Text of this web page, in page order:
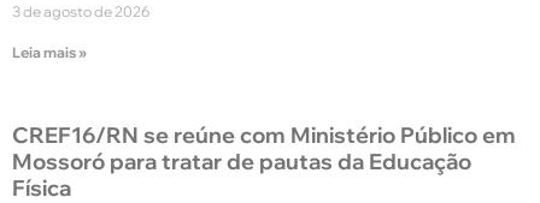
3 de agosto de 2026
Leia mais »
CREF16/RN se reúne com Ministério Público em
Mossoró para tratar de pautas da Educação
Física